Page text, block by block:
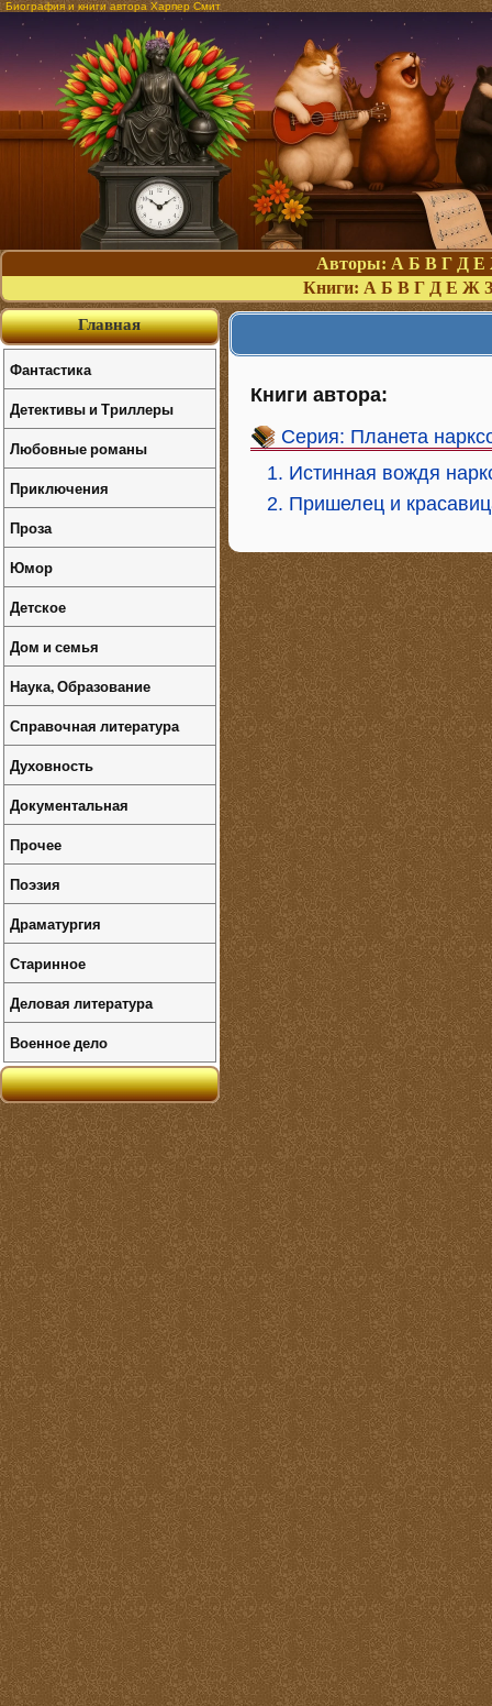
Биография и книги автора Харпер Смит
Авторы: А Б В Г Д Е
Книги: А Б В Г Д Е Ж З
Книги автора:
Серия: Планета
1. Истинная вождя
2. Пришелец и
Главная
Фантастика
Детективы и Триллеры
Любовные романы
Приключения
Проза
Юмор
Детское
Дом и семья
Наука, Образование
Справочная литература
Духовность
Документальная
Прочее
Поэзия
Драматургия
Старинное
Деловая литература
Военное дело